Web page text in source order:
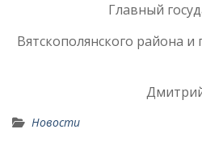
Главный
Вятскополянского района
Новости